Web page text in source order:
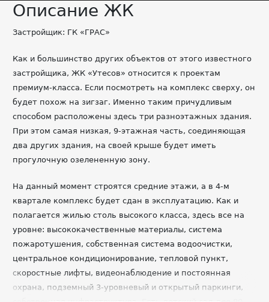
Описание ЖК
Застройщик: ГК «ГРАС»
Как и большинство других объектов от этого известного
застройщика, ЖК «Утесов» относится к проектам
премиум-класса. Если посмотреть на комплекс сверху, он
будет похож на зигзаг. Именно таким причудливым
способом расположены здесь три разноэтажных здания.
При этом самая низкая, 9-этажная часть, соединяющая
два других здания, на своей крыше будет иметь
прогулочную озелененную зону.
На данный момент строятся средние этажи, а в 4-м
квартале комплекс будет сдан в эксплуатацию. Как и
полагается жилью столь высокого класса, здесь все на
уровне: высококачественные материалы, система
пожаротушения, собственная система водоочистки,
центральное кондиционирование, тепловой пункт,
скоростные лифты, видеонаблюдение и постоянная
охрана, подземный 3-уровневый и открытый паркинги,